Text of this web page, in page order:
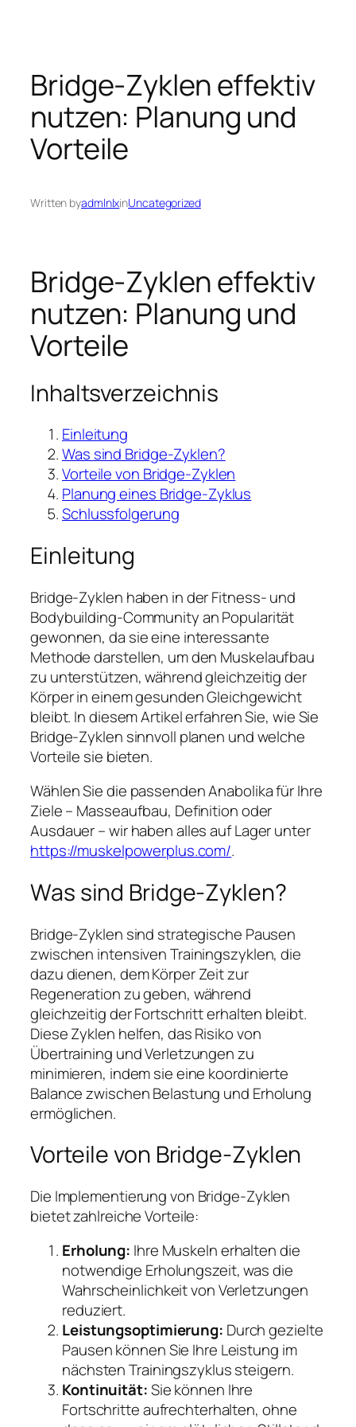
contentBridge-Zyklen effektiv
nutzen: Planung und
Vorteile
Written byadmlnlxinUncategorized
Bridge-Zyklen effektiv
nutzen: Planung und
Vorteile
Inhaltsverzeichnis
Einleitung
Was sind Bridge-Zyklen?
Vorteile von Bridge-Zyklen
Planung eines Bridge-Zyklus
Schlussfolgerung
Einleitung
Bridge-Zyklen haben in der Fitness- und
Bodybuilding-Community an Popularität
gewonnen, da sie eine interessante
Methode darstellen, um den Muskelaufbau
zu unterstützen, während gleichzeitig der
Körper in einem gesunden Gleichgewicht
bleibt. In diesem Artikel erfahren Sie, wie Sie
Bridge-Zyklen sinnvoll planen und welche
Vorteile sie bieten.
Wählen Sie die passenden Anabolika für Ihre
Ziele – Masseaufbau, Definition oder
Ausdauer – wir haben alles auf Lager unter
https://muskelpowerplus.com/.
Was sind Bridge-Zyklen?
Bridge-Zyklen sind strategische Pausen
zwischen intensiven Trainingszyklen, die
dazu dienen, dem Körper Zeit zur
Regeneration zu geben, während
gleichzeitig der Fortschritt erhalten bleibt.
Diese Zyklen helfen, das Risiko von
Übertraining und Verletzungen zu
minimieren, indem sie eine koordinierte
Balance zwischen Belastung und Erholung
ermöglichen.
Vorteile von Bridge-Zyklen
Die Implementierung von Bridge-Zyklen
bietet zahlreiche Vorteile:
Erholung: Ihre Muskeln erhalten die
notwendige Erholungszeit, was die
Wahrscheinlichkeit von Verletzungen
reduziert.
Leistungsoptimierung: Durch gezielte
Pausen können Sie Ihre Leistung im
nächsten Trainingszyklus steigern.
Kontinuität:Sie können Ihre
Fortschritte aufrechterhalten, ohne